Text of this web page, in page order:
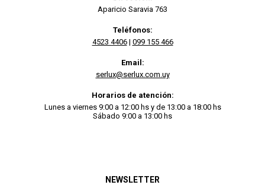
NEWSLETTER
Aparicio Saravia 763
Teléfonos:
4523 4406| 099 155 466
Email:
serlux@serlux.com.uy
Horarios de atención:
Lunes a viernes 9:00 a 12:00 hs y de 13:00 a 18:00 hs
Sábado 9:00 a 13:00 hs